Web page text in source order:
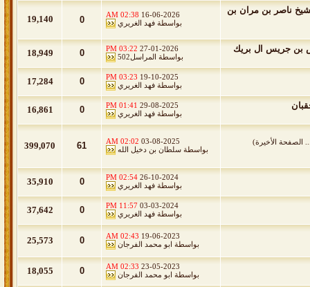
ناصر بن مران بن 16-06-2026
02:38 AM
بواسطة فهد الغريري 0
19,140
بن جريس ال بريك 27-01-2026
03:22 PM
بواسطة المراسل502 0
18,949
19-10-2025
03:23 PM
بواسطة فهد الغريري 0
17,284
29-08-2025
01:41 PM
بواسطة فهد الغريري 0
16,861
الصفحة الأخيرة)
03-08-2025
02:02 AM
بواسطة سلطان بن دخيل الله 61
399,070
26-10-2024
02:54 PM
بواسطة فهد الغريري 0
35,910
03-03-2024
11:57 PM
بواسطة فهد الغريري 0
37,642
19-06-2023
02:43 AM
بواسطة ابو محمد الفرجان 0
25,573
23-05-2023
02:33 AM
بواسطة ابو محمد الفرجان 0
18,055